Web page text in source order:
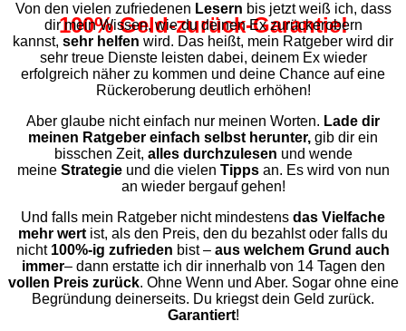
100% Geld-zurück-Garantie!
Von den vielen zufriedenen Lesern bis jetzt weiß ich, dass
dir mein Wissen, wie du deinen Ex zurückerobern
kannst, sehr helfen wird. Das heißt, mein Ratgeber wird dir
sehr treue Dienste leisten dabei, deinem Ex wieder
erfolgreich näher zu kommen und deine Chance auf eine
Rückeroberung deutlich erhöhen!
Aber glaube nicht einfach nur meinen Worten. Lade dir
meinen Ratgeber einfach selbst herunter, gib dir ein
bisschen Zeit, alles durchzulesen und wende
meine Strategieund die vielen Tippsan. Es wird von nun
an wieder bergauf gehen!
Und falls mein Ratgeber nicht mindestens das Vielfache
mehr wert ist, als den Preis, den du bezahlst oder falls du
nicht 100%-ig zufrieden bist – aus welchem Grund auch
immer– dann erstatte ich dir innerhalb von 14 Tagen den
vollen Preis zurück. Ohne Wenn und Aber. Sogar ohne eine
Begründung deinerseits. Du kriegst dein Geld zurück.
Garantiert!